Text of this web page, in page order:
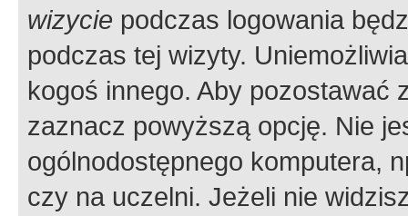
wizycie podczas logowania
podczas tej wizyty.
kogoś innego. Aby pozostawać
zaznacz powyższą opcję. Nie
ogólnodostępnego komputera,
czy na uczelni. Jeżeli nie